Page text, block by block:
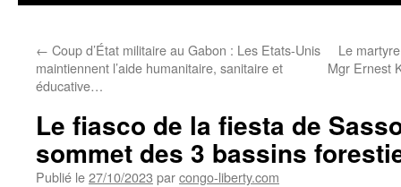
← Coup d’État militaire au Gabon : Les Etats-Unis
maintiennent l’aide humanitaire, sanitaire et
éducative…
Le
Mgr Ernest
Le fiasco de la fiesta de
sommet des 3 bassins
Publié le27/10/2023 parcongo-liberty.com